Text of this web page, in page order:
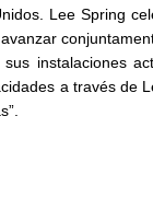
Lee Spring
instalaciones
a través de